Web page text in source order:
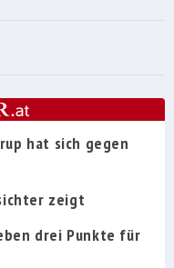
hat sich gegen
zeigt
drei Punkte für